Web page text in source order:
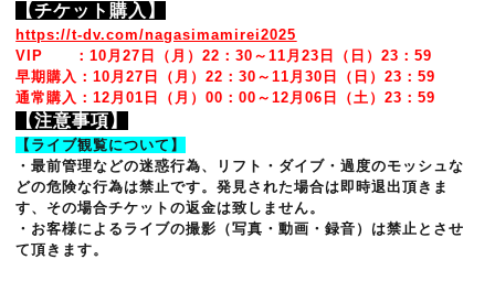
【チケット購入】
https://t-dv.com/nagasimamirei2025
VIP ：10月27日（月）22：30 ～11月23日（日）23：59
早期購入：10月27日（月）22：30 ～11月30日（日）23：59
通常購入：12月01日 （月）00：00 ～12月06日（土）23：59
【注意事項】
【ライブ観覧について】
・最前管理などの迷惑行為、リフト・ダイブ・過度のモッシュな
どの危険な行為は禁止です。発見された場合は即時退出頂きま
す、その場合チケットの返金は致しません。
・お客様によるライブの撮影（写真・動画・録音）は禁止とさせ
て頂きます。